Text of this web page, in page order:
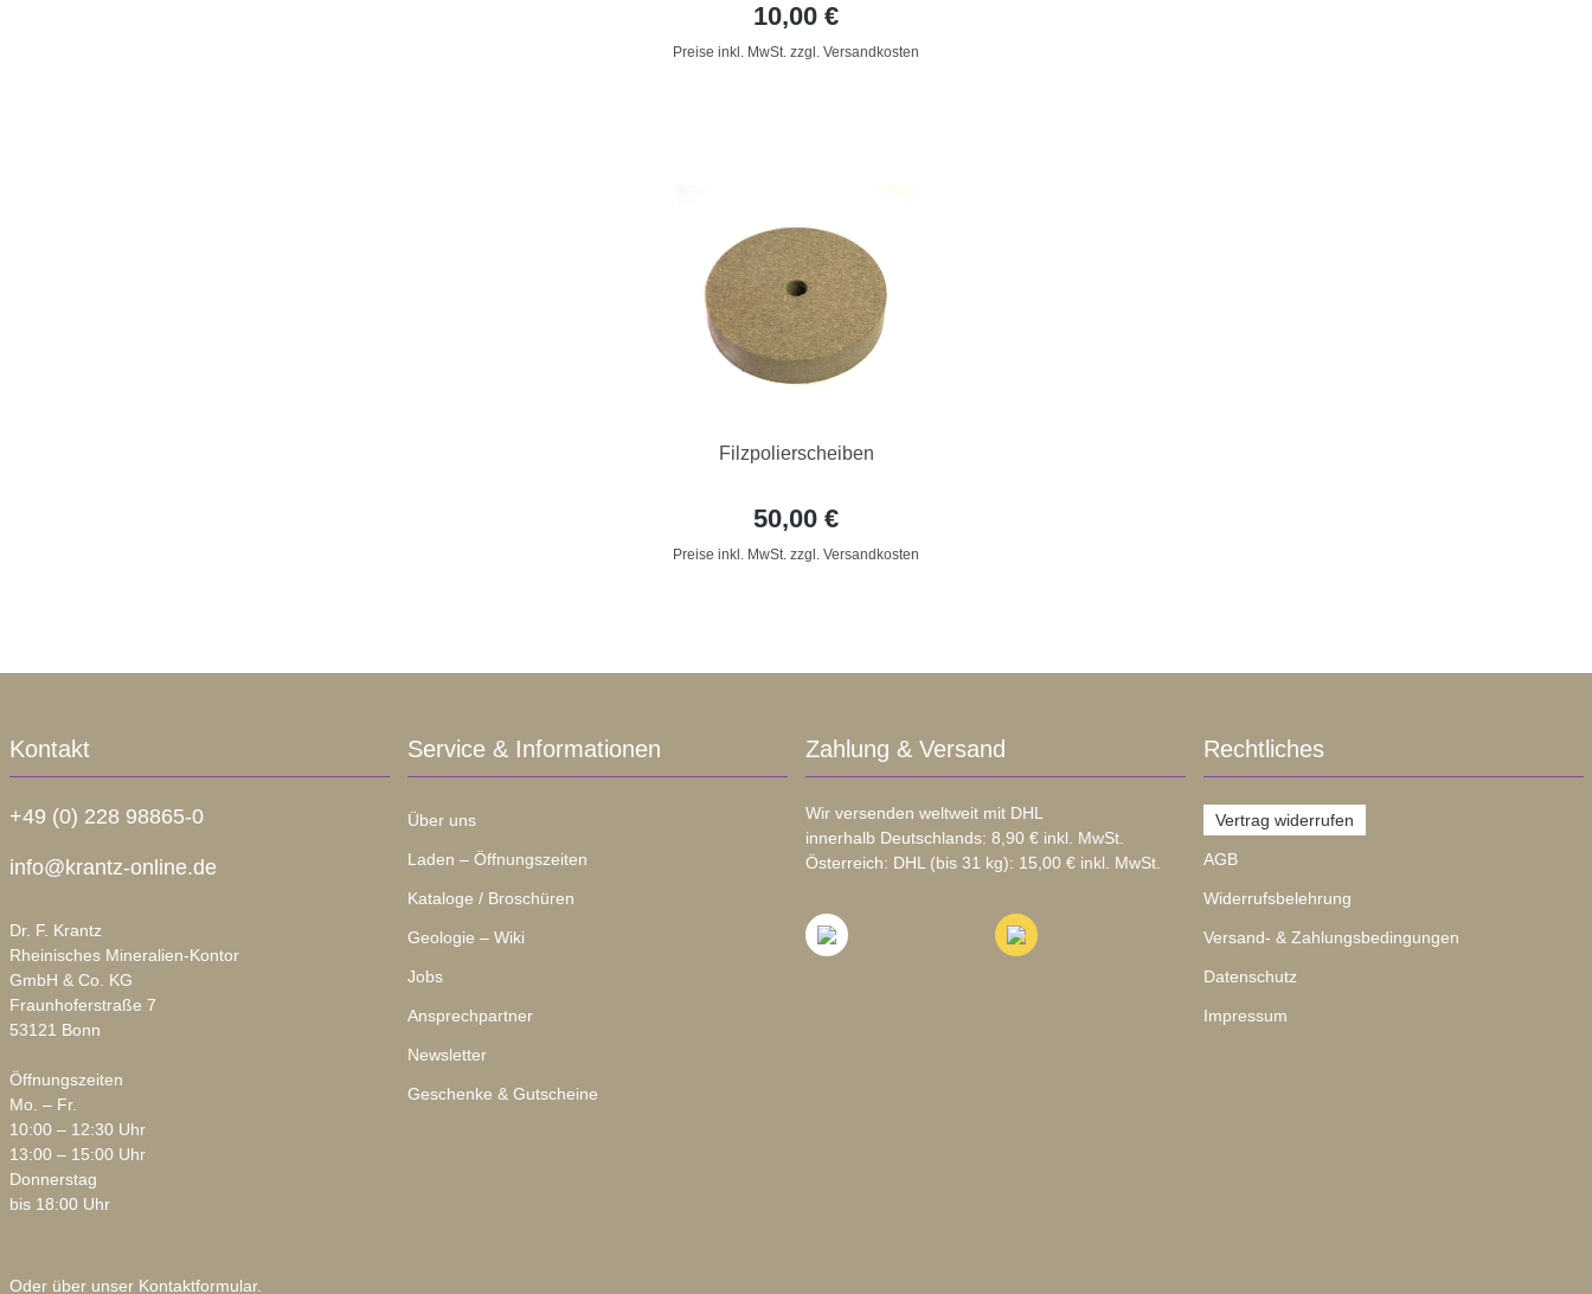
10,00 €
Preise inkl. MwSt. zzgl. Versandkosten
Filzpolierscheiben
50,00 €
Preise inkl. MwSt. zzgl. Versandkosten
Kontakt
+49 (0) 228 98865-0
info@krantz-online.de
Dr. F. Krantz
Rheinisches Mineralien-Kontor
GmbH & Co. KG
Fraunhoferstraße 7
53121 Bonn
Öffnungszeiten
Mo. – Fr.
10:00 – 12:30 Uhr
13:00 – 15:00 Uhr
Donnerstag
bis 18:00 Uhr
Oder über unser Kontaktformular.
Service & Informationen
Über uns
Laden – Öffnungszeiten
Kataloge / Broschüren
Geologie – Wiki
Jobs
Ansprechpartner
Newsletter
Geschenke & Gutscheine
Zahlung & Versand
Wir versenden weltweit mit DHL
innerhalb Deutschlands: 8,90 € inkl. MwSt.
Österreich: DHL (bis 31 kg): 15,00 € inkl. MwSt.
Rechtliches
Vertrag widerrufen
AGB
Widerrufsbelehrung
Versand- & Zahlungsbedingungen
Datenschutz
Impressum